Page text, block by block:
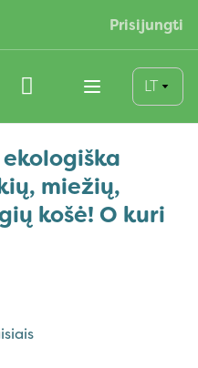
Prisijungti
LT
miežių,
košė! O kuri